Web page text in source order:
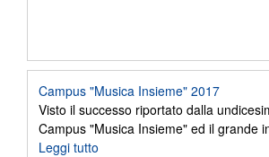
Campus "Musica Insieme" 2017
Visto il successo riportato dalla
Campus "Musica Insieme" ed il grande
Leggi tutto